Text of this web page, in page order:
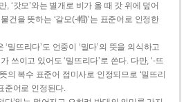
, ‘갓모’와는 별개로 비가 올 때 갓 위에 덮어
건을 뜻하는 ‘갈모(-帽)’는 표준어로 인정한
‘밀뜨리다’도 언중이 ‘밀다’의 뜻을 의식하고
쓰이고 있어도 ‘밀뜨리다’로 쓴다. 다만, ‘-뜨
의 복수 표준어 접미사로 인정되므로 ‘밀뜨리
준어로 인정된다.